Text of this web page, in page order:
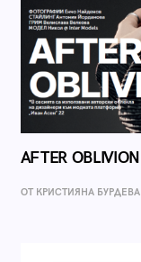
AFTER OBLIVION
ОТ КРИСТИЯНА БУРДЕВА